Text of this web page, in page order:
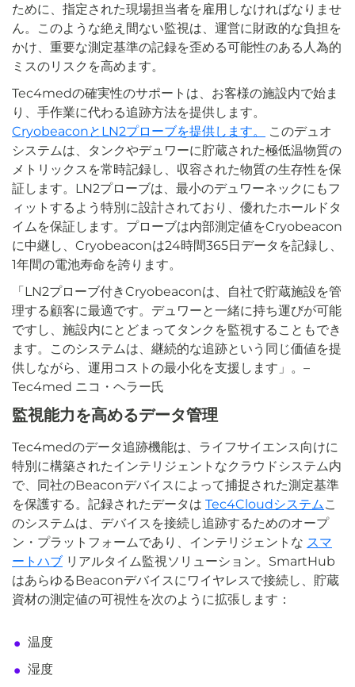
ために、指定された現場担当者を雇用しなければなりませ
ん。このような絶え間ない監視は、運営に財政的な負担を
かけ、重要な測定基準の記録を歪める可能性のある人為的
ミスのリスクを高めます。
Tec4medの確実性のサポートは、お客様の施設内で始ま
り、手作業に代わる追跡方法を提供します。
CryobeaconとLN2プローブを提供します。
このデュオ
システムは、タンクやデュワーに貯蔵された極低温物質の
メトリックスを常時記録し、収容された物質の生存性を保
証します。LN2プローブは、最小のデュワーネックにもフ
ィットするよう特別に設計されており、優れたホールドタ
イムを保証します。プローブは内部測定値をCryobeacon
に中継し、Cryobeaconは24時間365日データを記録し、
1年間の電池寿命を誇ります。
「LN2プローブ付きCryobeaconは、自社で貯蔵施設を管
理する顧客に最適です。デュワーと一緒に持ち運びが可能
ですし、施設内にとどまってタンクを監視することもでき
ます。このシステムは、継続的な追跡という同じ価値を提
供しながら、運用コストの最小化を支援します」。–
Tec4med ニコ・ヘラー氏
監視能力を高めるデータ管理
Tec4medのデータ追跡機能は、ライフサイエンス向けに
特別に構築されたインテリジェントなクラウドシステム内
で、同社のBeaconデバイスによって捕捉された測定基準
を保護する。記録されたデータは Tec4Cloudシステム こ
のシステムは、デバイスを接続し追跡するためのオープ
ン・プラットフォームであり、インテリジェントな スマ
ートハブ リアルタイム監視ソリューション。SmartHub
はあらゆるBeaconデバイスにワイヤレスで接続し、貯蔵
資材の測定値の可視性を次のように拡張します：
温度
湿度